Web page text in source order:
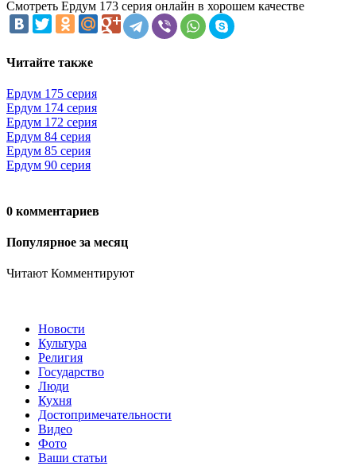
Смотреть Ердум 173 серия онлайн в хорошем качестве
Читайте также
Ердум 175 серия
Ердум 174 серия
Ердум 172 серия
Ердум 84 серия
Ердум 85 серия
Ердум 90 серия
0 комментариев
Популярное за месяц
Читают Комментируют
Новости
Культура
Религия
Государство
Люди
Кухня
Достопримечательности
Видео
Фото
Ваши статьи